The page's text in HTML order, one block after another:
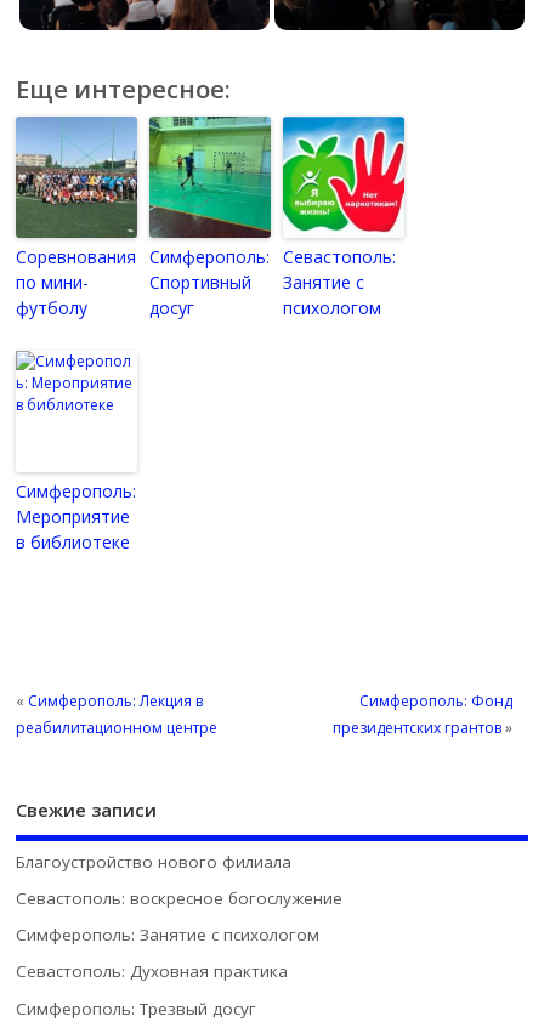
Еще интересное:
Соревнования
по мини-
футболу
Симферополь:
Спортивный
досуг
Севастополь:
Занятие с
психологом
Симферополь:
Мероприятие
в библиотеке
« Симферополь: Лекция в
реабилитационном центре
Симферополь: Фонд
президентских грантов»
Свежие записи
Благоустройство нового филиала
Севастополь: воскресное богослужение
Симферополь: Занятие с психологом
Севастополь: Духовная практика
Симферополь: Трезвый досуг